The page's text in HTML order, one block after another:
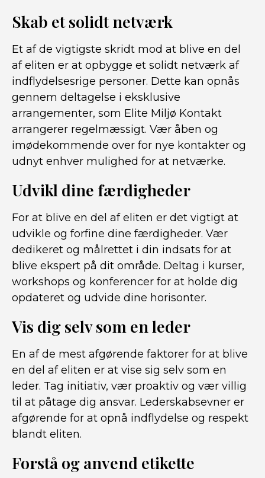
Skab et solidt netværk
Et af de vigtigste skridt mod at blive en del
af eliten er at opbygge et solidt netværk af
indflydelsesrige personer. Dette kan opnås
gennem deltagelse i eksklusive
arrangementer, som Elite Miljø Kontakt
arrangerer regelmæssigt. Vær åben og
imødekommende over for nye kontakter og
udnyt enhver mulighed for at netværke.
Udvikl dine færdigheder
For at blive en del af eliten er det vigtigt at
udvikle og forfine dine færdigheder. Vær
dedikeret og målrettet i din indsats for at
blive ekspert på dit område. Deltag i kurser,
workshops og konferencer for at holde dig
opdateret og udvide dine horisonter.
Vis dig selv som en leder
En af de mest afgørende faktorer for at blive
en del af eliten er at vise sig selv som en
leder. Tag initiativ, vær proaktiv og vær villig
til at påtage dig ansvar. Lederskabsevner er
afgørende for at opnå indflydelse og respekt
blandt eliten.
Forstå og anvend etikette